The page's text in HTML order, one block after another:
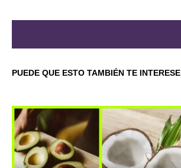
PUEDE QUE ESTO TAMBIÉN TE INTERESE